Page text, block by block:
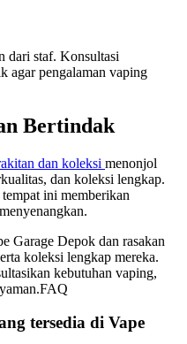
dari staf. Konsultasi
agar pengalaman vaping
Bertindak
dan koleksi menonjol
dan koleksi lengkap.
ini memberikan
Garage Depok dan rasakan
koleksi lengkap mereka.
kebutuhan vaping,
tersedia di Vape